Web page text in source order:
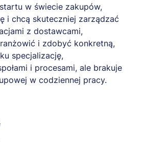
w świecie zakupów,
i chcą skuteczniej zarządzać
z dostawcami,
i zdobyć konkretną,
specjalizację,
i procesami, ale brakuje
w codziennej pracy.